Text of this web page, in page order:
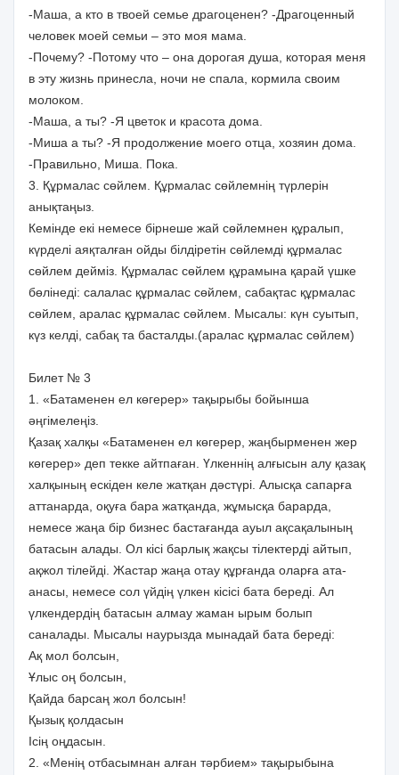
-Маша, а кто в твоей семье драгоценен? -Драгоценный
человек моей семьи – это моя мама.
-Почему? -Потому что – она дорогая душа, которая меня
в эту жизнь принесла, ночи не спала, кормила своим
молоком.
-Маша, а ты? -Я цветок и красота дома.
-Миша а ты? -Я продолжение моего отца, хозяин дома.
-Правильно, Миша. Пока.
3. Құрмалас сөйлем. Құрмалас сөйлемнің түрлерін
анықтаңыз.
Кемінде екі немесе бірнеше жай сөйлемнен құралып,
күрделі аяқталған ойды білдіретін сөйлемді құрмалас
сөйлем дейміз. Құрмалас сөйлем құрамына қарай үшке
бөлінеді: салалас құрмалас сөйлем, сабақтас құрмалас
сөйлем, аралас құрмалас сөйлем. Мысалы: күн суытып,
күз келді, сабақ та басталды.(аралас құрмалас сөйлем)
Билет № 3
1. «Батаменен ел көгерер» тақырыбы бойынша
әңгімелеңіз.
Қазақ халқы «Батаменен ел көгерер, жаңбырменен жер
көгерер» деп текке айтпаған. Үлкеннің алғысын алу қазақ
халқының ескіден келе жатқан дәстүрі. Алысқа сапарға
аттанарда, оқуға бара жатқанда, жұмысқа барарда,
немесе жаңа бір бизнес бастағанда ауыл ақсақалының
батасын алады. Ол кісі барлық жақсы тілектерді айтып,
ақжол тілейді. Жастар жаңа отау құрғанда оларға ата-
анасы, немесе сол үйдің үлкен кісісі бата береді. Ал
үлкендердің батасын алмау жаман ырым болып
саналады. Мысалы наурызда мынадай бата береді:
Ақ мол болсын,
Ұлыс оң болсын,
Қайда барсаң жол болсын!
Қызық қолдасын
Ісің оңдасын.
2. «Менің отбасымнан алған тәрбием» тақырыбына